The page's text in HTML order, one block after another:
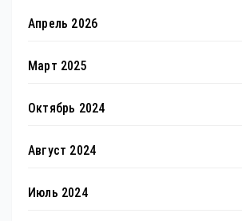
Апрель 2026
Март 2025
Октябрь 2024
Август 2024
Июль 2024